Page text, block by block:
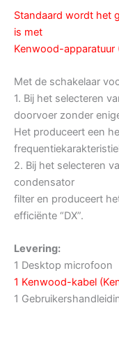
Standaard wordt het
is met
Kenwood-apparatuur
Met de schakelaar
1. Bij het selecteren
doorvoer zonder
Het produceert een
2. Bij het selecteren
condensator
filter en produceert
efficiënte “DX”.
Levering:
1 Desktop microfoon
1 Kenwood-kabel
1